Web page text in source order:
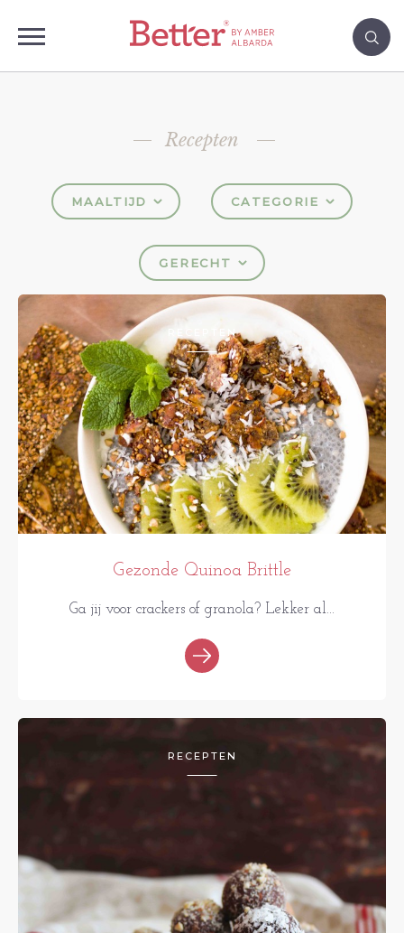
Recepten
MAALTIJD CATEGORIE
GERECHT
RECEPTEN
Gezonde Quinoa Brittle
Ga jij voor crackers of granola? Lekker al...
RECEPTEN